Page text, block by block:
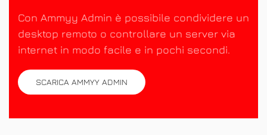
Con Ammyy Admin è possibile condividere un
desktop remoto o controllare un server via
internet in modo facile e in pochi secondi.
SCARICA AMMYY ADMIN